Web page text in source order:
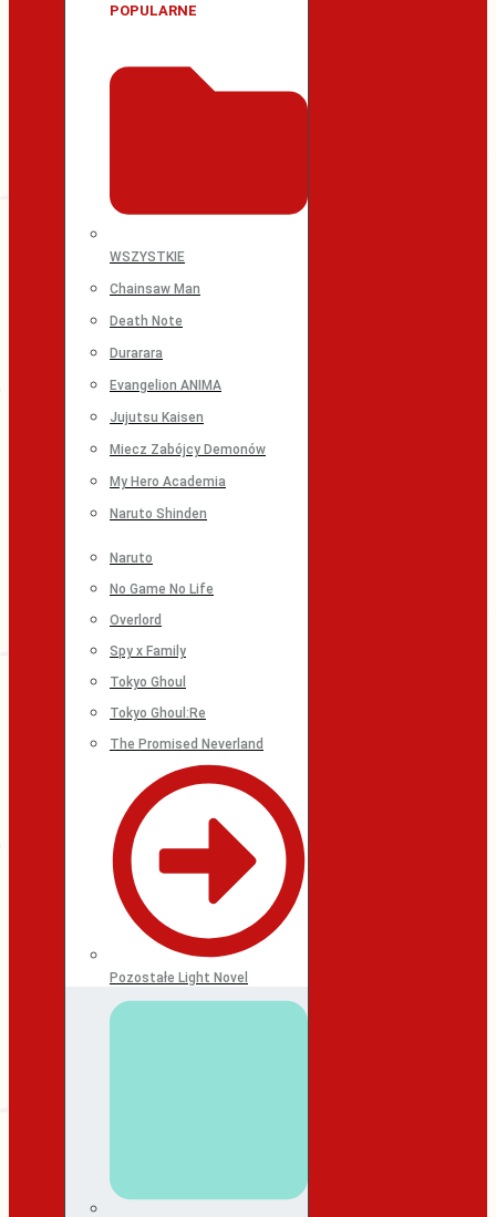
POPULARNE
WSZYSTKIE
Chainsaw Man
Death Note
Durarara
Evangelion ANIMA
Jujutsu Kaisen
Miecz Zabójcy Demonów
My Hero Academia
Naruto Shinden
Naruto
No Game No Life
Overlord
Spy x Family
Tokyo Ghoul
Tokyo Ghoul:Re
The Promised Neverland
Pozostałe Light Novel